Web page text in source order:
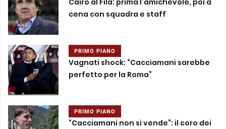
Cairo al Fila: prima l’amichevole, poi a
cena con squadra e staff
PRIMO PIANO
Vagnati shock: “Cacciamani sarebbe
perfetto per la Roma”
PRIMO PIANO
“Cacciamani non si vende”: il coro dei